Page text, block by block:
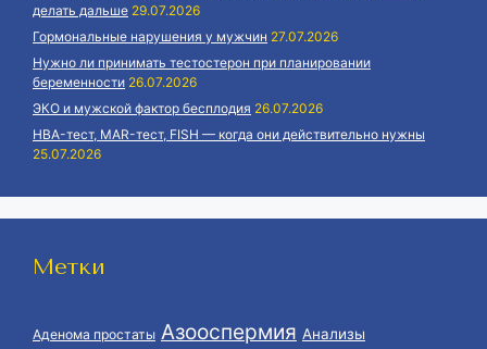
делать дальше 29.07.2026
Гормональные нарушения у мужчин 27.07.2026
Нужно ли принимать тестостерон при планировании
беременности 26.07.2026
ЭКО и мужской фактор бесплодия 26.07.2026
HBA-тест, MAR-тест, FISH — когда они действительно нужны
25.07.2026
Метки
Аденома простаты Азооспермия Анализы